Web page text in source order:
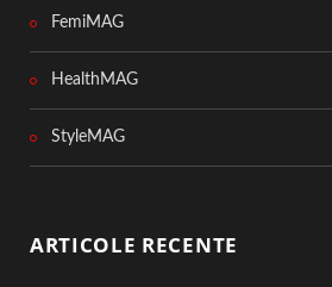
FemiMAG
HealthMAG
StyleMAG
ARTICOLE RECENTE